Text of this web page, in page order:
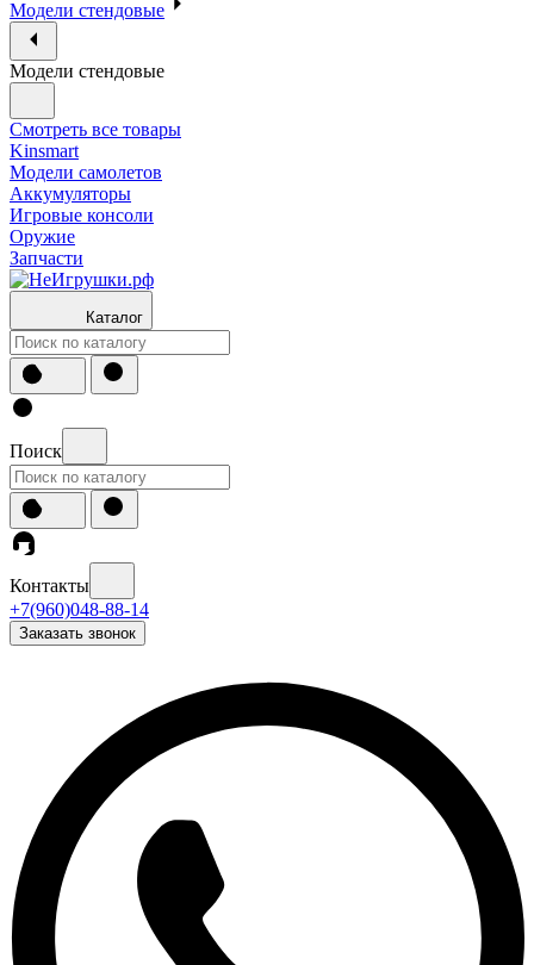
Модели стендовые
Модели стендовые
Смотреть все товары
Kinsmart
Модели самолетов
Аккумуляторы
Игровые консоли
Оружие
Запчасти
Каталог
Поиск
Контакты
+7(960)048-88-14
Заказать звонок